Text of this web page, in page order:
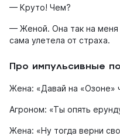
— Круто! Чем?
— Женой. Она так на меня
сама улетела от страха.
Про импульсивные
Жена: «Давай на «Озоне»
Агроном: «Ты опять
Жена: «Ну тогда верни